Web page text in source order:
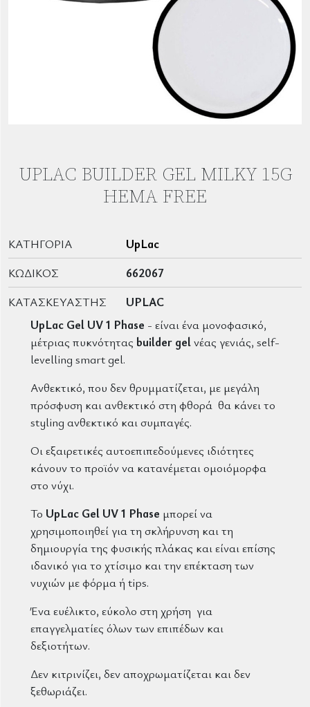
UPLAC BUILDER GEL MILKY 15G
HEMA FREE
ΚΑΤΗΓΟΡΊΑ
UpLac
ΚΩΔΙΚΌΣ
662067
ΚΑΤΑΣΚΕΥΑΣΤΉΣ
UPLAC
UpLac Gel UV 1 Phase - είναι ένα μονοφασικό,
μέτριας πυκνότητας builder gelνέας γενιάς, self-
levelling smart gel.
Ανθεκτικό, που δεν θρυμματίζεται, με μεγάλη
πρόσφυση και ανθεκτικό στη φθορά θα κάνει το
styling ανθεκτικό και συμπαγές.
Οι εξαιρετικές αυτοεπιπεδούμενες ιδιότητες
κάνουν το προϊόν να κατανέμεται ομοιόμορφα
στο νύχι.
Το UpLac Gel UV 1 Phase μπορεί να
χρησιμοποιηθεί για τη σκλήρυνση και τη
δημιουργία της φυσικής πλάκας και είναι επίσης
ιδανικό για το χτίσιμο και την επέκταση των
νυχιών με φόρμα ή tips.
Ένα ευέλικτο, εύκολο στη χρήση για
επαγγελματίες όλων των επιπέδων και
δεξιοτήτων.
Δεν κιτρινίζει, δεν αποχρωματίζεται και δεν
ξεθωριάζει.